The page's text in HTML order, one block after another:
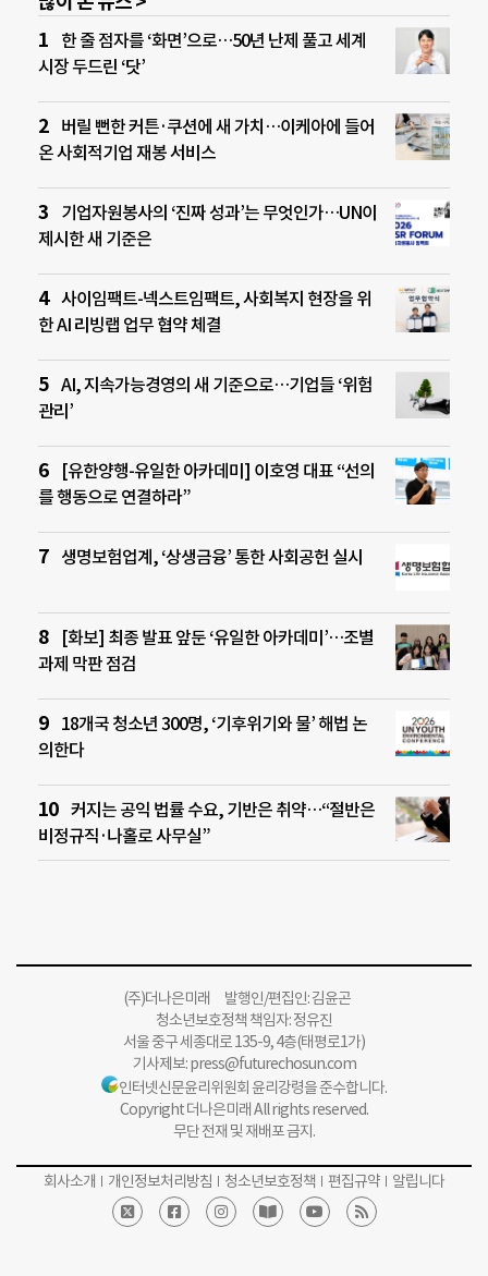
한 줄 점자를 ‘화면’으로…50년 난제 풀고 세계
시장 두드린 ‘닷’
버릴 뻔한 커튼·쿠션에 새 가치…이케아에 들어
온 사회적기업 재봉 서비스
기업자원봉사의 ‘진짜 성과’는 무엇인가…UN이
제시한 새 기준은
사이임팩트-넥스트임팩트, 사회복지 현장을 위
한 AI 리빙랩 업무 협약 체결
AI, 지속가능경영의 새 기준으로…기업들 ‘위험
관리’
[유한양행-유일한 아카데미] 이호영 대표 “선의
를 행동으로 연결하라”
생명보험업계, ‘상생금융’ 통한 사회공헌 실시
[화보] 최종 발표 앞둔 ‘유일한 아카데미’…조별
과제 막판 점검
18개국 청소년 300명, ‘기후위기와 물’ 해법 논
의한다
커지는 공익 법률 수요, 기반은 취약…“절반은
비정규직·나홀로 사무실”
(주)더나은미래 발행인/편집인: 김윤곤
청소년보호정책 책임자: 정유진
서울 중구 세종대로 135-9, 4층(태평로1가)
기사제보:press@futurechosun.com
인터넷신문윤리위원회 윤리강령을 준수합니다.
Copyright 더나은미래 All rights reserved.
무단 전재 및 재배포 금지.
회사소개 개인정보처리방침 청소년보호정책 편집규약 알립니다